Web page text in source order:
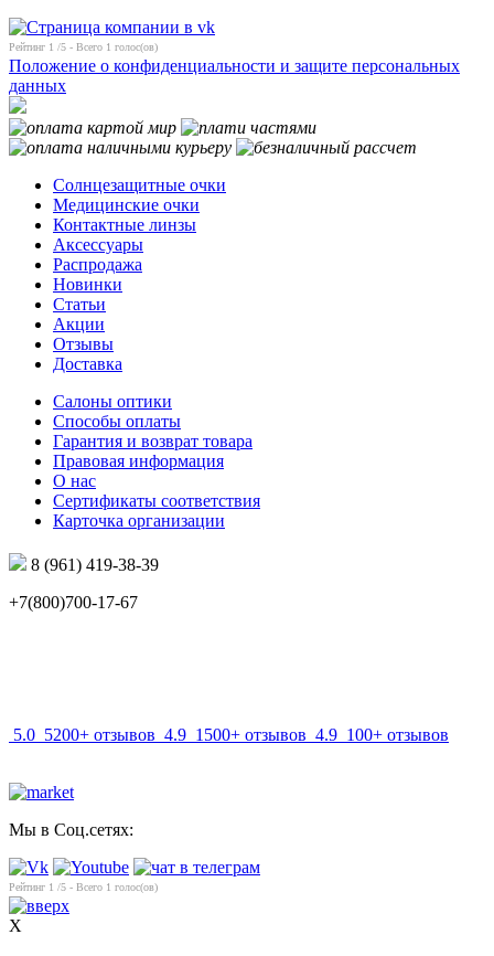
Рейтинг 1 /5 - Всего 1 голос(ов)
Положение о конфиденциальности и защите персональных
данных
Солнцезащитные очки
Медицинские очки
Контактные линзы
Аксессуары
Распродажа
Новинки
Статьи
Акции
Отзывы
Доставка
Салоны оптики
Способы оплаты
Гарантия и возврат товара
Правовая информация
О нас
Сертификаты соответствия
Карточка организации
8 (961) 419-38-39
+7(800)700-17-67
5.0 5200+ отзывов 4.9 1500+ отзывов 4.9 100+ отзывов
Мы в Соц.сетях:
Рейтинг 1 /5 - Всего 1 голос(ов)
X